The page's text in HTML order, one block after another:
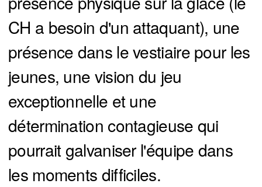
CH a besoin d'un attaquant), une
présence dans le vestiaire pour les
jeunes, une vision du jeu
exceptionnelle et une
détermination contagieuse qui
pourrait galvaniser l'équipe dans
les moments difficiles.